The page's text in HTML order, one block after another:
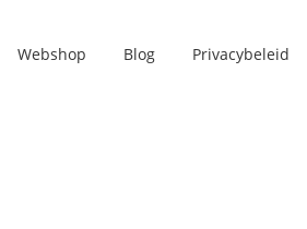
Webshop Blog Privacybeleid